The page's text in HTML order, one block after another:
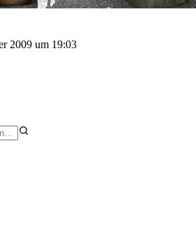
2009 um 19:03